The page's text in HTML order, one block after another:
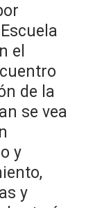
el
de la
se vea
y
y